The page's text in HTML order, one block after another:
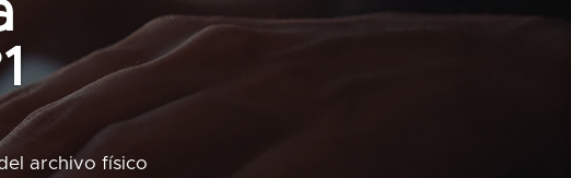
archivo físico